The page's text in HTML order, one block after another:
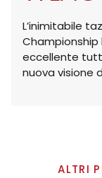
L’inimitabile
eccellente
nuova visione
ALTRI